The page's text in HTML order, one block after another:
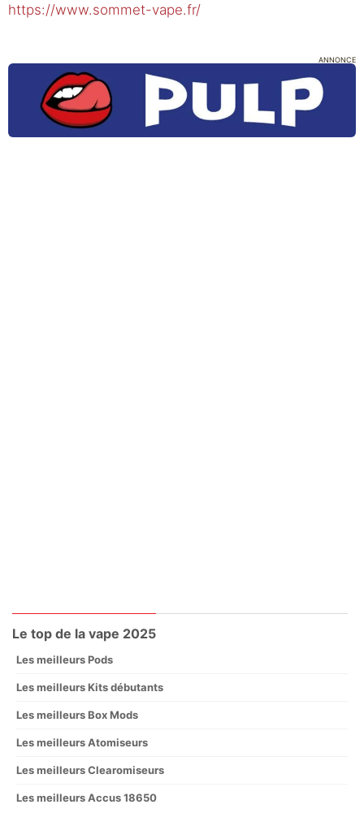
https://www.sommet-vape.fr/
ANNONCE
Le top de la vape 2025
Les meilleurs Pods
Les meilleurs Kits débutants
Les meilleurs Box Mods
Les meilleurs Atomiseurs
Les meilleurs Clearomiseurs
Les meilleurs Accus 18650